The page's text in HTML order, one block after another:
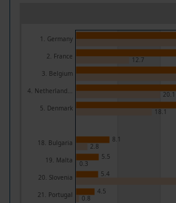
1. Germany
2. France
3. Belgium
4. Netherland...
5. Denmark
18. Bulgaria
19. Malta
20. Slovenia
21. Portugal
8.1
5.5
5.4
4.5
12.7
20.1
18.1
2.8
0.3
0.8